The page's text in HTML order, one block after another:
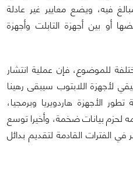
فيه، ويضع معايير غير عادلة
أو بين أجهزة التابلت وأجهزة
للموضوع، فإن عملية انتشار
لأجهزة اللابتوب سيبقى رهينا
الأجهزة هاردويريا وبرمجيا،
لحزم بيانات ضخمة، وأخيرا توسع
الفترات القادمة لتقديم بدائل